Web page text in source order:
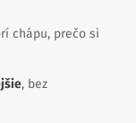
chápu, prečo si
, bez